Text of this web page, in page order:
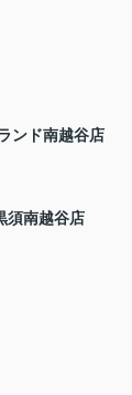
ンド南越谷店
須南越谷店